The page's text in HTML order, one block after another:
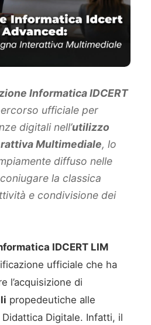
Informatica IDCERT
ufficiale per
digitali nell’utilizzo
Multimediale, lo
diffuso nelle
la classica
e condivisione dei
IDCERT LIM
ufficiale che ha
l’acquisizione di
propedeutiche alle
Digitale. Infatti, il